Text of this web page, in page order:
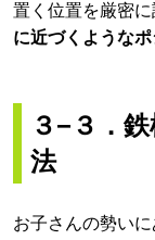
置く位置を厳密に
に近づくような
３−３．
法
お子さんの勢い